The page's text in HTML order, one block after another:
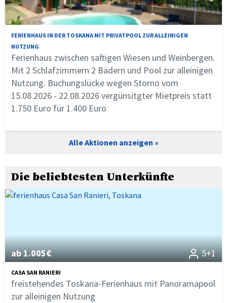
FERIENHAUS IN DER TOSKANA MIT PRIVATPOOL ZUR ALLEINIGEN
NUTZUNG
Ferienhaus zwischen saftigen Wiesen und Weinbergen.
Mit 2 Schlafzimmern 2 Bädern und Pool zur alleinigen
Nutzung. Buchungslücke wegen Storno vom
15.08.2026 - 22.08.2026 vergünsitgter Mietpreis statt
1.750 Euro für 1.400 Euro
Alle Aktionen anzeigen
Die beliebtesten Unterkünfte
ab 1.005€ 5+1
CASA SAN RANIERI
freistehendes Toskana-Ferienhaus mit Panoramapool
zur alleinigen Nutzung